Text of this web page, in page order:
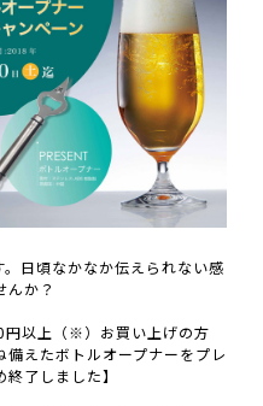
日頃なかなか伝えられない感
んか？
以上（※）お買い上げの方
えたボトルオープナーをプレ
了しました】